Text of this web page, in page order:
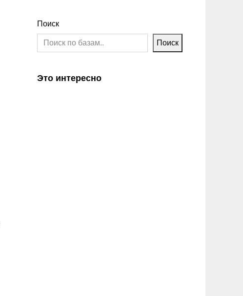
Поиск
Поиск
Это интересно